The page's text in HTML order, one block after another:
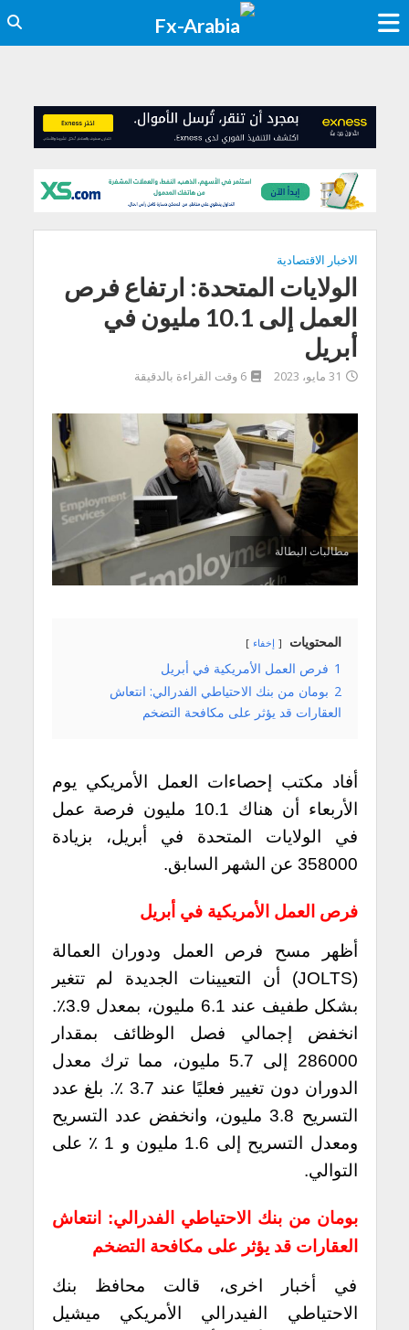
الاخبار الاقتصادية
الولايات المتحدة: ارتفاع فرص
العمل إلى 10.1 مليون في
أبريل
31 مايو، 2023 6 وقت القراءة بالدقيقة
مطالبات البطالة
المحتويات إخفاء
1 فرص العمل الأمريكية في أبريل
2 بومان من بنك الاحتياطي الفدرالي: انتعاش
العقارات قد يؤثر على مكافحة التضخم
أفاد مكتب إحصاءات العمل الأمريكي يوم
الأربعاء أن هناك 10.1 مليون فرصة عمل
في الولايات المتحدة في أبريل، بزيادة
358000 عن الشهر السابق.
فرص العمل الأمريكية في أبريل
أظهر مسح فرص العمل ودوران العمالة
(JOLTS) أن التعيينات الجديدة لم تتغير
بشكل طفيف عند 6.1 مليون، بمعدل 3.9٪.
انخفض إجمالي فصل الوظائف بمقدار
286000 إلى 5.7 مليون، مما ترك معدل
الدوران دون تغيير فعليًا عند 3.7 ٪. بلغ عدد
التسريح 3.8 مليون، وانخفض عدد التسريح
ومعدل التسريح إلى 1.6 مليون و 1 ٪ على
التوالي.
بومان من بنك الاحتياطي الفدرالي: انتعاش
العقارات قد يؤثر على مكافحة التضخم
في أخبار اخرى، قالت محافظ بنك
الاحتياطي الفيدرالي الأمريكي ميشيل